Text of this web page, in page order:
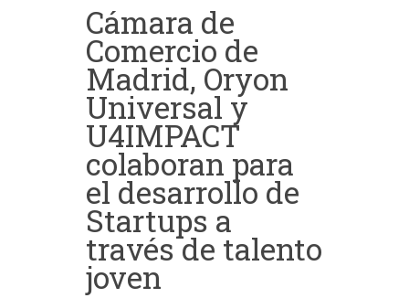
Cámara de
Comercio de
Madrid, Oryon
Universal y
U4IMPACT
colaboran para
el desarrollo de
Startups a
través de talento
joven